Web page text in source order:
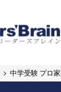
中学受験 プロ